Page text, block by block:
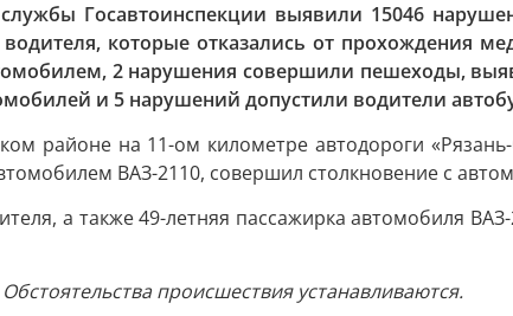
Госавтоинспекции выявили 15046
которые отказались от прохождения
2 нарушения совершили пешеходы,
и 5 нарушений допустили водители
районе на 11-ом километре автодороги
ВАЗ-2110, совершил столкновение с
а также 49-летняя пассажирка автомобиля
происшествия устанавливаются.